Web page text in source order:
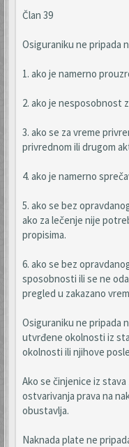
Član 39
Osiguraniku ne pripada
1. ako je namerno
2. ako je nesposobnost
3. ako se za vreme
privrednom ili drugom
4. ako je namerno
5. ako se bez
ako za lečenje nije
propisima.
6. ako se bez
sposobnosti ili se ne
pregled u zakazano
Osiguraniku ne pripada
utvrđene okolnosti iz
okolnosti ili njihove
Ako se činjenice iz
ostvarivanja prava na
obustavlja.
Naknada plate ne